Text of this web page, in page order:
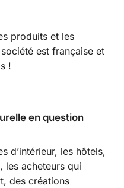
produits et les
est française et
!
en question
d’intérieur, les hôtels,
les acheteurs qui
des créations